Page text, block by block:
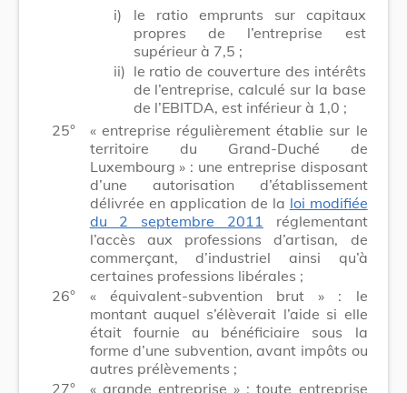
i)
le ratio emprunts sur capitaux
propres de l’entreprise est
supérieur à 7,5 ;
ii) le ratio de couverture des intérêts
de l’entreprise, calculé sur la base
de l’EBITDA, est inférieur à 1,0 ;
25°
« entreprise régulièrement établie sur le
territoire du Grand-Duché de
Luxembourg » : une entreprise disposant
d’une autorisation d’établissement
délivrée en application de la loi modifiée
du 2 septembre 2011
réglementant
l’accès aux professions d’artisan, de
commerçant, d’industriel ainsi qu’à
certaines professions libérales ;
26°
« équivalent-subvention brut » : le
montant auquel s’élèverait l’aide si elle
était fournie au bénéficiaire sous la
forme d’une subvention, avant impôts ou
autres prélèvements ;
27°
« grande entreprise » : toute entreprise